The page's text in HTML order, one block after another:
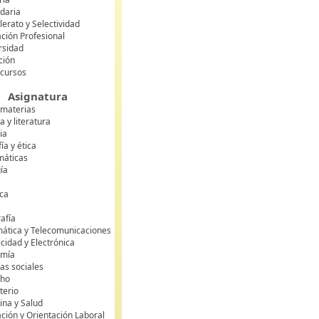
y Selectividad
Profesional
Asignatura
y literatura
y ética
y Telecomunicaciones
y Electrónica
sociales
y Salud
y Orientación Laboral